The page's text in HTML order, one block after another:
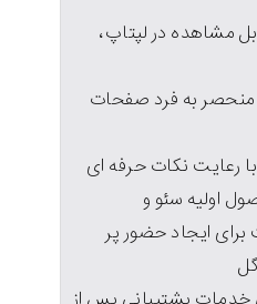
مشاهده در لپتاپ،
منحصر به فرد صفحات
با رعایت نکات حرفه ای
اولیه سئو و
ایجاد حضور پر